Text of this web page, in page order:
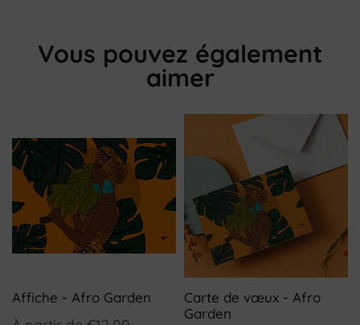
Vous pouvez également
aimer
Affiche - Afro Garden
Carte de vœux - Afro
Garden